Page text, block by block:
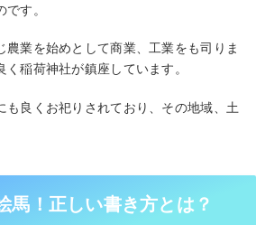
す。
農業を始めとして商業、工業をも司りま
稲荷神社が鎮座しています。
も良くお祀りされており、その地域、土
馬！正しい書き方とは？